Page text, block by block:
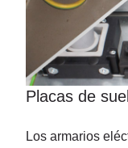
Placas de
Los armarios